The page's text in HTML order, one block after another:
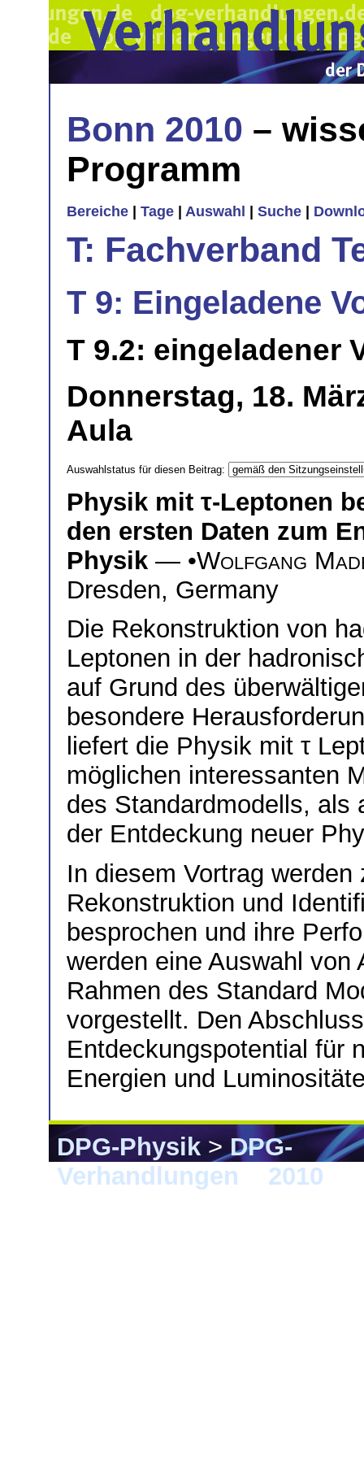
Bonn 2010 –
Programm
Bereiche Tage Auswahl Suche
T: Fachverband
T 9: Eingeladene
T 9.2: eingeladener
Donnerstag, 18.
Aula
Auswahlstatus für diesen Beitrag:
Physik mit τ-Leptonen
den ersten Daten zum
Physik — •Wolfgang
Dresden, Germany
Die Rekonstruktion von
Leptonen in der
auf Grund des
besondere
liefert die Physik mit τ
möglichen interessanten
des Standardmodells, als
der Entdeckung neuer
In diesem Vortrag
Rekonstruktion und
besprochen und ihre
werden eine Auswahl von
Rahmen des Standard
vorgestellt. Den
Entdeckungspotential für
Energien und
DPG-Physik>DPG-
Verhandlungen
2010